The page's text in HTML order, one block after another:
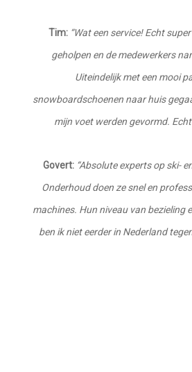
Tim: “Wat een service! Echt
geholpen en de medewerkers
Uiteindelijk met een mooi
snowboardschoenen naar huis
mijn voet werden gevormd.
Govert: “Absolute experts op ski-
Onderhoud doen ze snel en
machines. Hun niveau van bezieling
ben ik niet eerder in Nederland